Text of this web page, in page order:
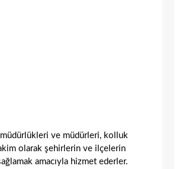
ve müdürleri, kolluk
olarak şehirlerin ve ilçelerin
amacıyla hizmet ederler.